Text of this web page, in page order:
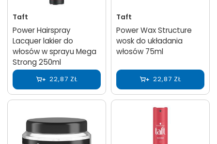
Taft
Power Hairspray
Lacquer lakier do
włosów w sprayu Mega
Strong 250ml
22,87 ZŁ
Taft
Power Wax Structure
wosk do układania
włosów 75ml
22,87 ZŁ